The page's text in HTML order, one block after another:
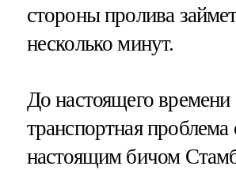
стороны пролива
несколько минут.
До настоящего времени
транспортная проблема
настоящим бичом